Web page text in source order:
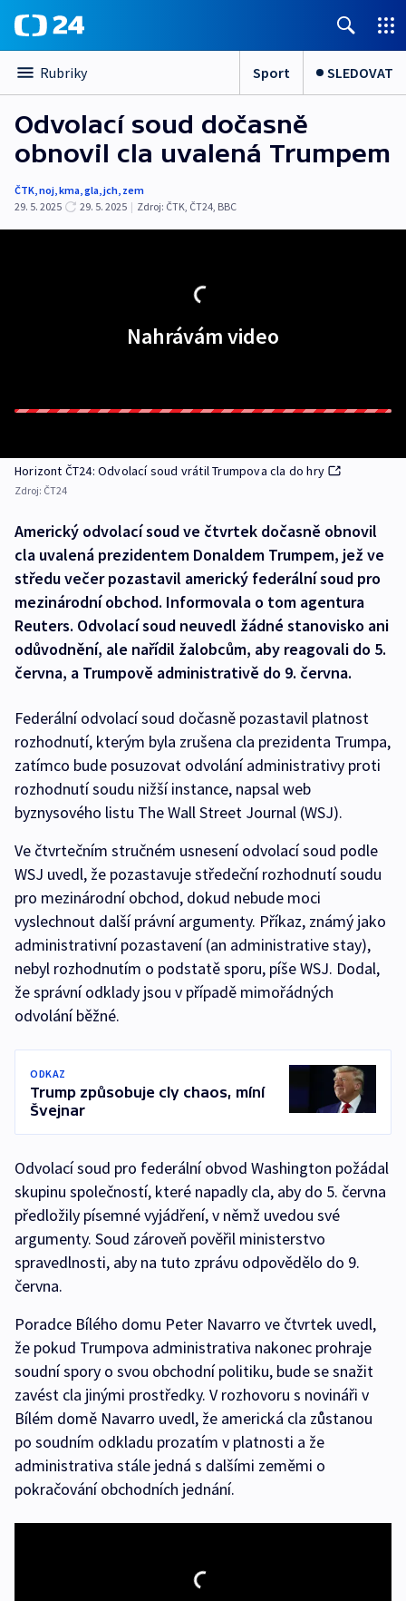
Rubriky Sport SLEDOVAT
Odvolací soud dočasně
obnovil cla uvalená Trumpem
ČTK,noj,kma,gla,jch, zem
29. 5. 2025
29. 5. 2025 | Zdroj: ČTK, ČT24, BBC
Nahrávám video
Horizont ČT24: Odvolací soud vrátil Trumpova cla do hry
Zdroj: ČT24
Americký odvolací soud ve čtvrtek dočasně obnovil
cla uvalená prezidentem Donaldem Trumpem, jež ve
středu večer pozastavil americký federální soud pro
mezinárodní obchod. Informovala o tom agentura
Reuters. Odvolací soud neuvedl žádné stanovisko ani
odůvodnění, ale nařídil žalobcům, aby reagovali do 5.
června, a Trumpově administrativě do 9. června.
Federální odvolací soud dočasně pozastavil platnost
rozhodnutí, kterým byla zrušena cla prezidenta Trumpa,
zatímco bude posuzovat odvolání administrativy proti
rozhodnutí soudu nižší instance, napsal web
byznysového listu The Wall Street Journal (WSJ).
Ve čtvrtečním stručném usnesení odvolací soud podle
WSJ uvedl, že pozastavuje středeční rozhodnutí soudu
pro mezinárodní obchod, dokud nebude moci
vyslechnout další právní argumenty. Příkaz, známý jako
administrativní pozastavení (an administrative stay),
nebyl rozhodnutím o podstatě sporu, píše WSJ. Dodal,
že správní odklady jsou v případě mimořádných
odvolání běžné.
ODKAZ
Trump způsobuje cly chaos, míní
Švejnar
Odvolací soud pro federální obvod Washington požádal
skupinu společností, které napadly cla, aby do 5. června
předložily písemné vyjádření, v němž uvedou své
argumenty. Soud zároveň pověřil ministerstvo
spravedlnosti, aby na tuto zprávu odpovědělo do 9.
června.
Poradce Bílého domu Peter Navarro ve čtvrtek uvedl,
že pokud Trumpova administrativa nakonec prohraje
soudní spory o svou obchodní politiku, bude se snažit
zavést cla jinými prostředky. V rozhovoru s novináři v
Bílém domě Navarro uvedl, že americká cla zůstanou
po soudním odkladu prozatím v platnosti a že
administrativa stále jedná s dalšími zeměmi o
pokračování obchodních jednání.